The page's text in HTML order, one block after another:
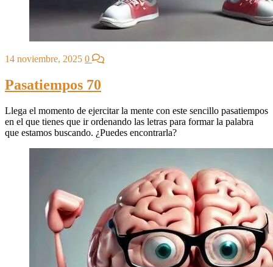
14 noviembre, 2025 0
Pasatiempos 70
Llega el momento de ejercitar la mente con este sencillo pasatiempos
en el que tienes que ir ordenando las letras para formar la palabra
que estamos buscando. ¿Puedes encontrarla?